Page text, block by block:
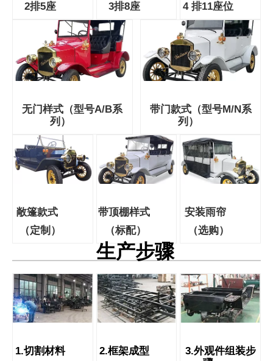
2排5座 3排8座 4 排11座位
无门样式（型号A/B系
列）
带门款式（型号M/N系
列）
敞篷款式
（定制）
带顶棚样式
（标配）
安装雨帘
（选购）
生产步骤
1.切割材料 2.框架成型
3.外观件组装步